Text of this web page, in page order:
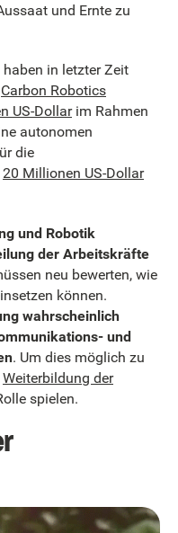
und Ernte zu
in letzter Zeit
Carbon Robotics
US-Dollarim Rahmen
autonomen
die
20 Millionen US-Dollar
und Robotik
der Arbeitskräfte
neu bewerten, wie
können.
wahrscheinlich
und
. Um dies möglich zu
Weiterbildung der
spielen.